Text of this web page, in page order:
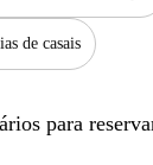
de casais
para